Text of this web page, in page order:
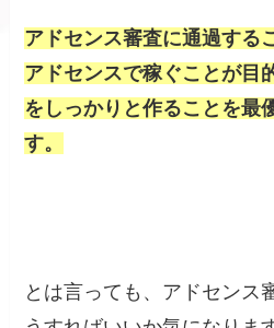
アドセンス審査に通過する
アドセンスで稼ぐことが目
をしっかりと作ることを最
す。
とは言っても、アドセンス